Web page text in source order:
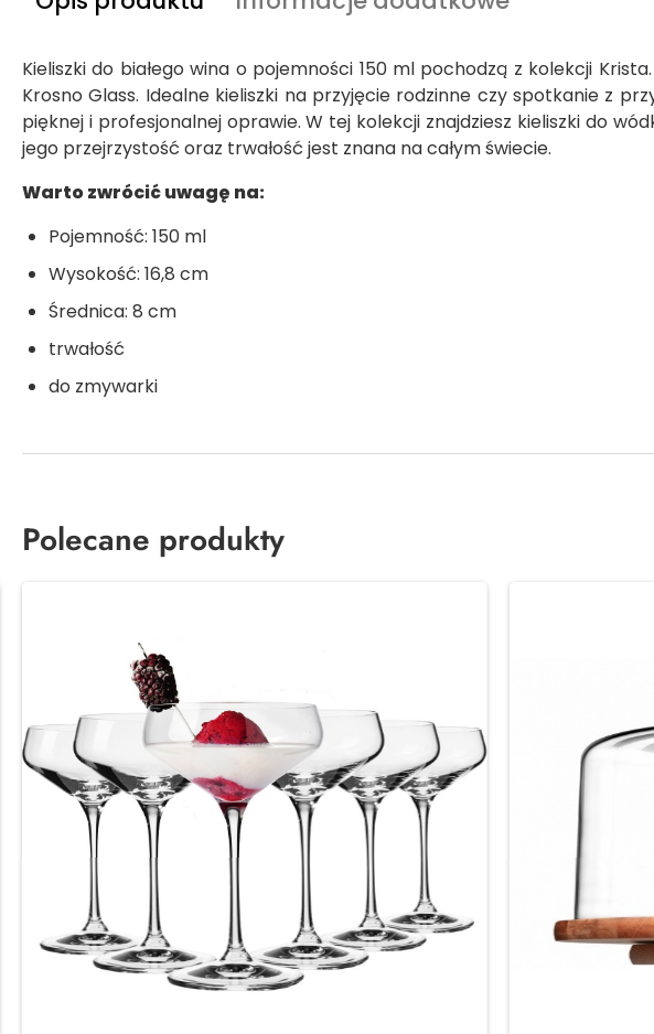
Kieliszki do białego wina o pojemności 150 ml pochodzą z kolekcji
Krosno Glass. Idealne kieliszki na przyjęcie rodzinne czy spotkanie z
pięknej i profesjonalnej oprawie. W tej kolekcji znajdziesz kieliszki do
jego przejrzystość oraz trwałość jest znana na całym świecie.
Warto zwrócić uwagę na:
Pojemność: 150 ml
Wysokość: 16,8 cm
Średnica: 8 cm
trwałość
do zmywarki
Polecane produkty